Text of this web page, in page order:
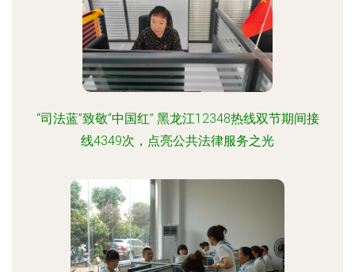
“司法蓝”致敬“中国红” 黑龙江12348热线双节期间接
线4349次，点亮公共法律服务之光